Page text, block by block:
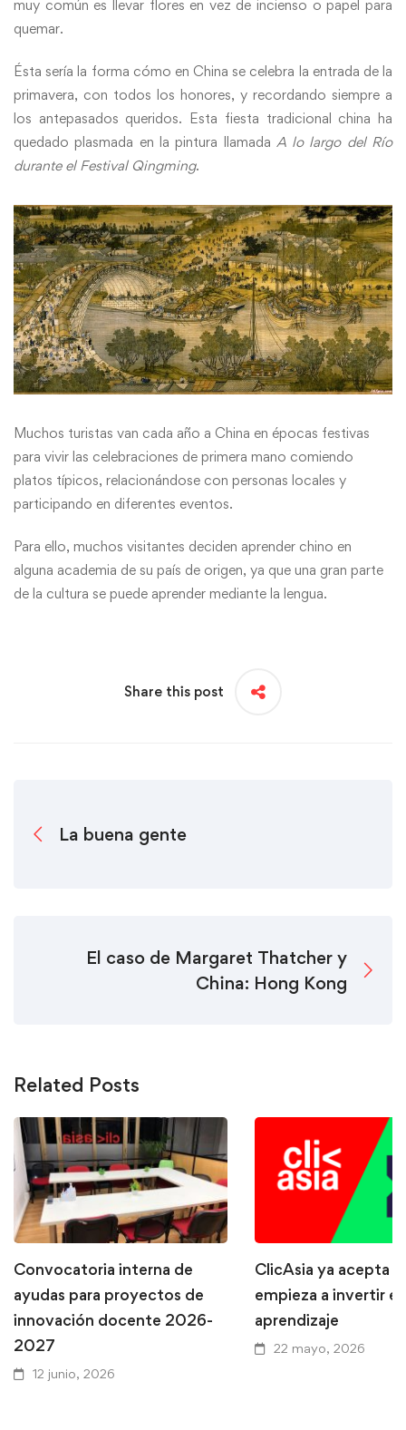
muy común es llevar flores en vez de incienso o papel para
quemar.
Ésta sería la forma cómo en China se celebra la entrada de la
primavera, con todos los honores, y recordando siempre a
los antepasados queridos. Esta fiesta tradicional china ha
quedado plasmada en la pintura llamada A lo largo del Río
durante el Festival Qingming.
Muchos turistas van cada año a China en épocas festivas
para vivir las celebraciones de primera mano comiendo
platos típicos, relacionándose con personas locales y
participando en diferentes eventos.
Para ello, muchos visitantes deciden aprender chino en
alguna academia de su país de origen, ya que una gran parte
de la cultura se puede aprender mediante la lengua.
Share this post
La buena gente
El caso de Margaret Thatcher y
China: Hong Kong
Related Posts
Convocatoria interna de
ayudas para proyectos de
innovación docente 2026-
2027
12 junio, 2026
ClicAsia ya acepta
empieza a invertir
aprendizaje
22 mayo, 2026